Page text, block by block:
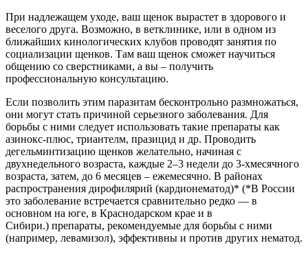
При надлежащем уходе, ваш щенок вырастет в здорового и
веселого друга. Возможно, в ветклинике, или в одном из
ближайших кинологических клубов проводят занятия по
социализации щенков. Там ваш щенок сможет научиться
общению со сверстниками, а вы – получить
профессиональную консультацию.
Если позволить этим паразитам бесконтрольно размножаться,
они могут стать причиной серьезного заболевания. Для
борьбы с ними следует использовать такие препараты как
азинокс-плюс, триантелм, празицид и др. Проводить
дегельминтизацию щенков желательно, начиная с
двухнедельного возраста, каждые 2–3 недели до 3-хмесячного
возраста, затем, до 6 месяцев – ежемесячно. В районах
распространения дирофилярий (кардионематод)* (*В России
это заболевание встречается сравнительно редко — в
основном на юге, в Краснодарском крае и в
Сибири.) препараты, рекомендуемые для борьбы с ними
(например, левамизол), эффективны и против других нематод.